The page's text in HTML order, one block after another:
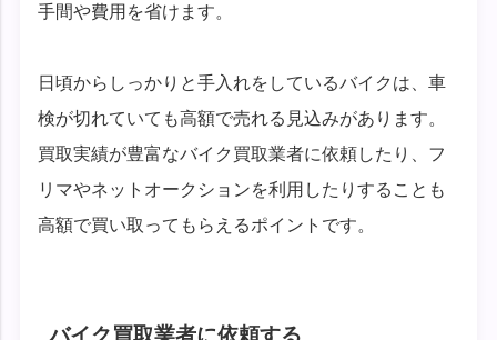
手間や費用を省けます。
日頃からしっかりと手入れをしているバイクは、車
検が切れていても高額で売れる見込みがあります。
買取実績が豊富なバイク買取業者に依頼したり、フ
リマやネットオークションを利用したりすることも
高額で買い取ってもらえるポイントです。
バイク買取業者に依頼する